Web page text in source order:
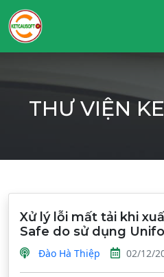
THƯ VIỆN
Xử lý lỗi mất tải khi
Safe do sử dụng
Đào Hà Thiệp 02/12/